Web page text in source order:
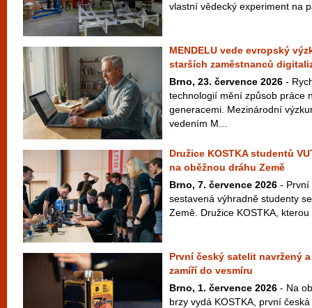
vlastní vědecký experiment na
MENDELU vede evropský
starších zaměstnanců
Brno, 23. července 2026 -
technologií mění způsob práce
generacemi. Mezinárodní
vedením M...
Družice KOSTKA studentů
na oběžnou dráhu Země
Brno, 7. července 2026 - První
sestavená výhradně studenty
Země. Družice KOSTKA,
První český satelit navržený
zamíří do vesmíru
Brno, 1. července 2026 - Na
brzy vydá KOSTKA, první